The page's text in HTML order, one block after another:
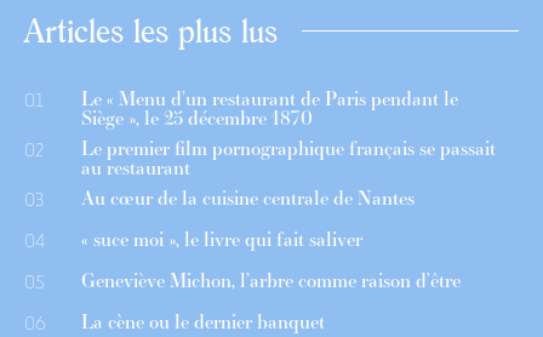
Articles les plus lus
01 Le « Menu d’un restaurant de Paris pendant le
Siège », le 25 décembre 1870
02 Le premier film pornographique français se passait
au restaurant
03 Au cœur de la cuisine centrale de Nantes
04 « suce moi », le livre qui fait saliver
05 Geneviève Michon, l’arbre comme raison d’être
06 La cène ou le dernier banquet